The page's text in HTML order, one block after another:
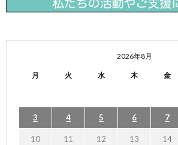
2026年8月
月 火 水 木 金
3 4 5 6 7
10 11 12 13 14